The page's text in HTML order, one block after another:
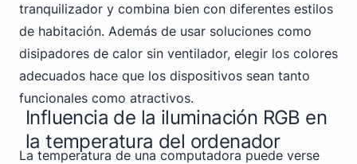
tranquilizador y combina bien con diferentes estilos
de habitación. Además de usar soluciones como
disipadores de calor sin ventilador, elegir los colores
adecuados hace que los dispositivos sean tanto
funcionales como atractivos.
Influencia de la iluminación RGB en
la temperatura del ordenador
La temperatura de una computadora puede verse